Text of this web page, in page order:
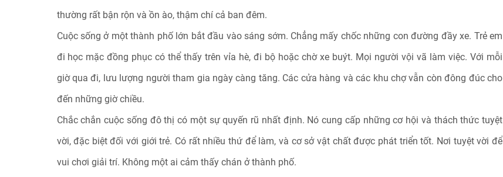
thường rất bận rộn và ồn ào, thậm chí cả ban đêm.
Cuộc sống ở một thành phố lớn bắt đầu vào sáng sớm. Chẳng mấy chốc những con đường đầy xe. Trẻ em
đi học mặc đồng phục có thể thấy trên vỉa hè, đi bộ hoặc chờ xe buýt. Mọi người vội vã làm việc. Với mỗi
giờ qua đi, lưu lượng người tham gia ngày càng tăng. Các cửa hàng và các khu chợ vẫn còn đông đúc cho
đến những giờ chiều.
Chắc chắn cuộc sống đô thị có một sự quyến rũ nhất định. Nó cung cấp những cơ hội và thách thức tuyệt
vời, đặc biệt đối với giới trẻ. Có rất nhiều thứ để làm, và cơ sở vật chất được phát triển tốt. Nơi tuyệt vời để
vui chơi giải trí. Không một ai cảm thấy chán ở thành phố.